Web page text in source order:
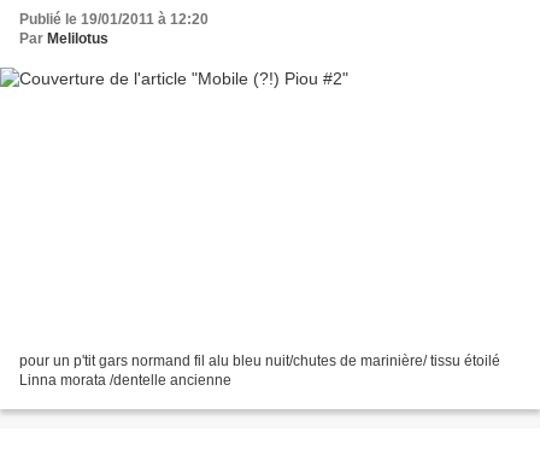
Publié le 19/01/2011 à 12:20
Par Melilotus
pour un p'tit gars normand fil alu bleu nuit/chutes de marinière/ tissu étoilé
Linna morata /dentelle ancienne